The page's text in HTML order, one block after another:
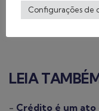
poder honrar
LEIA
- Crédito é um ato
Configurações de